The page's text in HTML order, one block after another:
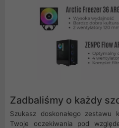
Zadbaliśmy o każdy
Szukasz doskonałego zestawu
Twoje oczekiwania pod